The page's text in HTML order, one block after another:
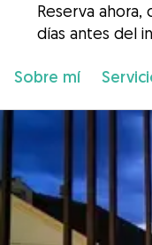
Reserva ahora,
días antes del
Sobre mí